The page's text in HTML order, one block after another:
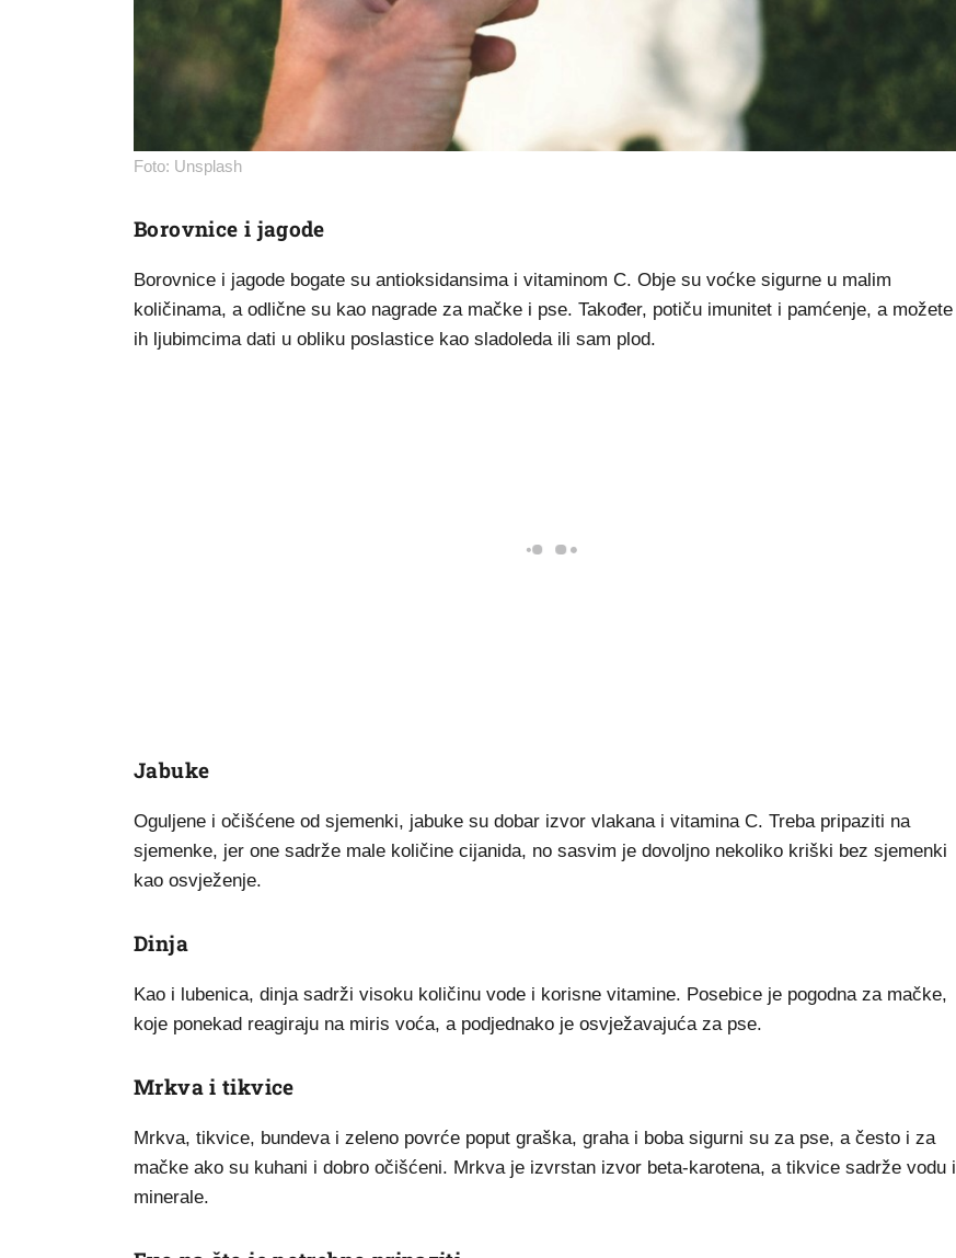
Foto: Unsplash
Borovnice i jagode
Borovnice i jagode bogate su antioksidansima i vitaminom C. Obje su voćke sigurne u malim
količinama, a odlične su kao nagrade za mačke i pse. Također, potiču imunitet i pamćenje, a možete
ih ljubimcima dati u obliku poslastice kao sladoleda ili sam plod.
Jabuke
Oguljene i očišćene od sjemenki, jabuke su dobar izvor vlakana i vitamina C. Treba pripaziti na
sjemenke, jer one sadrže male količine cijanida, no sasvim je dovoljno nekoliko kriški bez sjemenki
kao osvježenje.
Dinja
Kao i lubenica, dinja sadrži visoku količinu vode i korisne vitamine. Posebice je pogodna za mačke,
koje ponekad reagiraju na miris voća, a podjednako je osvježavajuća za pse.
Mrkva i tikvice
Mrkva, tikvice, bundeva i zeleno povrće poput graška, graha i boba sigurni su za pse, a često i za
mačke ako su kuhani i dobro očišćeni. Mrkva je izvrstan izvor beta-karotena, a tikvice sadrže vodu i
minerale.